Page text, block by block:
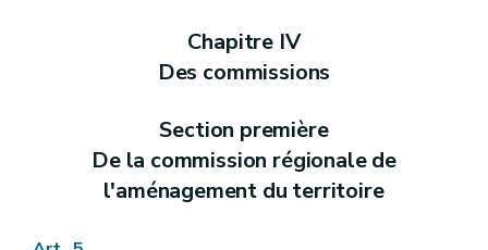
Des dispositions générales
Chapitre premier Des sites à réaménager
Art. 167
Art. 170
Art. 171
Chapitre II De la revitalisation urbaine
Art. 172
Chapitre IV
Des commissions
Section première
De la commission régionale de
l'aménagement du territoire